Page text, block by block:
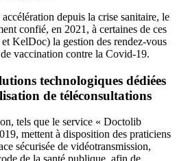
depuis la crise sanitaire, le
confié, en 2021, à certaines de ces
KelDoc) la gestion des rendez-vous
vaccination contre la Covid-19.
technologiques dédiées
de téléconsultations
tels que le service « Doctolib
mettent à disposition des praticiens
sécurisée de vidéotransmission,